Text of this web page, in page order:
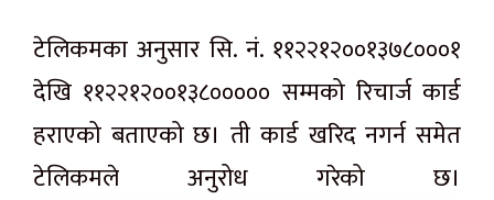
टेलिकमका अनुसार सि. नं. ११२२१२००१३७८०००१
देखि ११२२१२००१३८००००० सम्मको रिचार्ज कार्ड
हराएको बताएको छ। ती कार्ड खरिद नगर्न समेत
टेलिकमले अनुरोध गरेको छ।